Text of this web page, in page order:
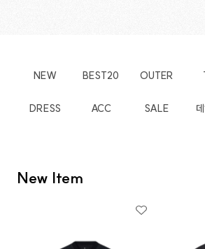
NEW BEST20 OUTER
DRESS ACC SALE
New Item